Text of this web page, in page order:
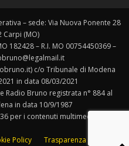
– sede: Via Nuova Ponente 28
Carpi (MO)
182428 – R.I. MO 00754450369 –
c/o Tribunale di Modena
in data 08/03/2021
Radio Bruno registrata n° 884 al
in data 10/9/1987
per i contenuti multimediali.
Policy Trasparenza